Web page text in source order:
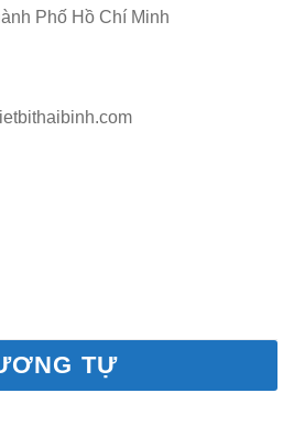
Phố Hồ Chí Minh
TỰ